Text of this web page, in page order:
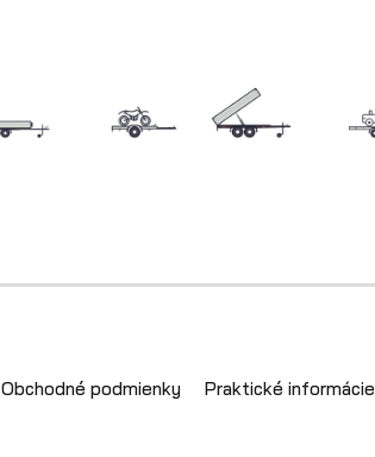
Obchodné podmienky Praktické informácie